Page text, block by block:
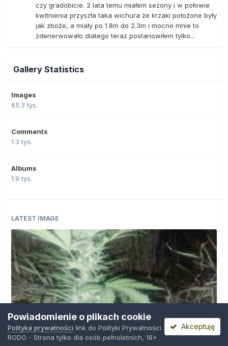
czy gradobicie. 2 lata temu miałem sezony i w połowie
kwitnienia przyszła taka wichura że krzaki położone były
jak zboże, a miały po 1.8m do 2.3m i mocno mnie to
zdenerwowało dlatego teraz postanowiłem tylko...
Gallery Statistics
Images
65.3 tys.
Comments
1.3 tys.
Albums
1.9 tys.
LATEST IMAGE
Powiadomienie o plikach cookie
Polityka prywatności link do Polityki Prywatności
RODO - Strona tylko dla osób pełnoletnich, 18+
Akceptuję